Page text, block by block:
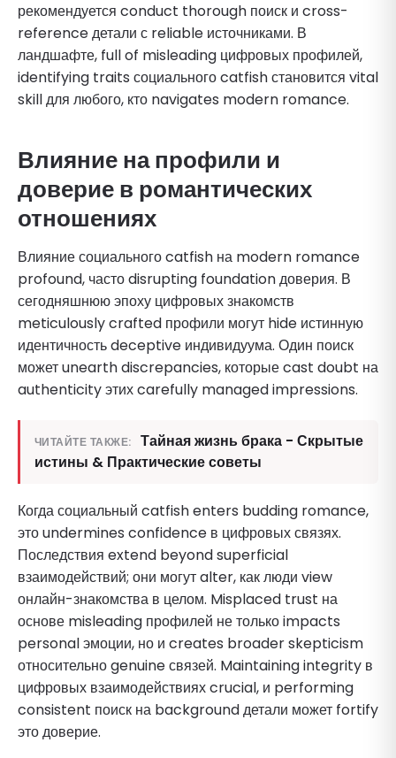
рекомендуется conduct thorough поиск и cross-
reference детали с reliable источниками. В
ландшафте, full of misleading цифровых профилей,
identifying traits социального catfish становится vital
skill для любого, кто navigates modern romance.
Влияние на профили и
доверие в романтических
отношениях
Влияние социального catfish на modern romance
profound, часто disrupting foundation доверия. В
сегодняшнюю эпоху цифровых знакомств
meticulously crafted профили могут hide истинную
идентичность deceptive индивидуума. Один поиск
может unearth discrepancies, которые cast doubt на
authenticity этих carefully managed impressions.
ЧИТАЙТЕ ТАКЖЕ:
Тайная жизнь брака - Скрытые
истины & Практические советы
Когда социальный catfish enters budding romance,
это undermines confidence в цифровых связях.
Последствия extend beyond superficial
взаимодействий; они могут alter, как люди view
онлайн-знакомства в целом. Misplaced trust на
основе misleading профилей не только impacts
personal эмоции, но и creates broader skepticism
относительно genuine связей. Maintaining integrity в
цифровых взаимодействиях crucial, и performing
consistent поиск на background детали может fortify
это доверие.